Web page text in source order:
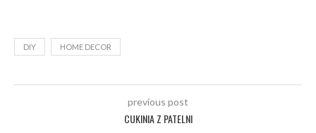
DIY HOME DECOR
previous post
CUKINIA Z PATELNI